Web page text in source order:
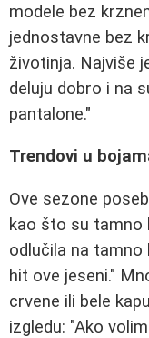
modele bez
jednostavne bez
životinja. Najviše
deluju dobro i na
pantalone."
Trendovi u
Ove sezone
kao što su tamno
odlučila na
hit ove jeseni."
crvene ili bele
izgledu: "Ako